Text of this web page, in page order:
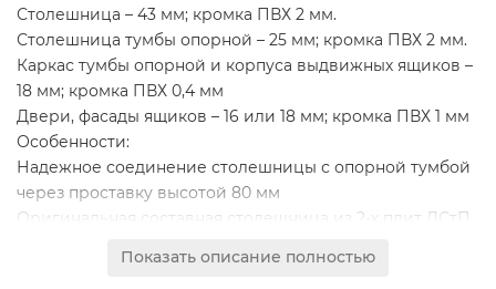
Столешница – 43 мм; кромка ПВХ 2 мм.
Столешница тумбы опорной – 25 мм; кромка ПВХ 2 мм.
Каркас тумбы опорной и корпуса выдвижных ящиков –
18 мм; кромка ПВХ 0,4 мм
Двери, фасады ящиков – 16 или 18 мм; кромка ПВХ 1 мм
Особенности:
Надежное соединение столешницы с опорной тумбой
через проставку высотой 80 мм
Оригинальная составная столешница из 2-х плит ДСтП
Конструкция стола предусматривает правое/левое
Показать описание полностью